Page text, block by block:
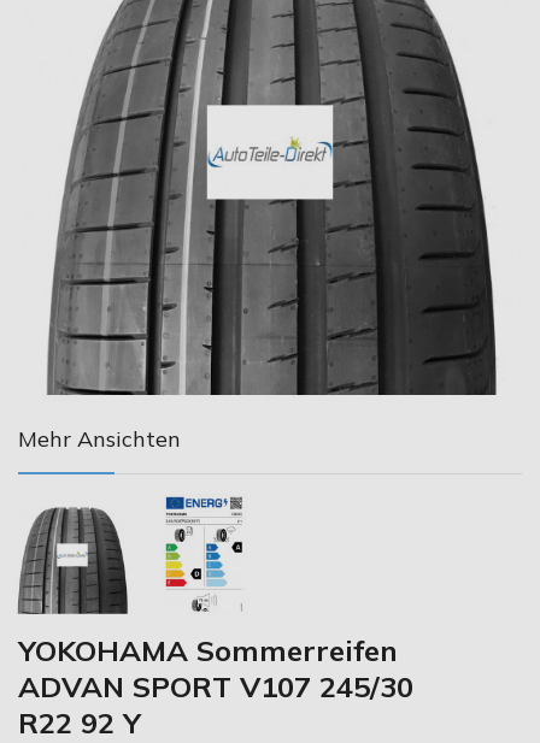
Mehr Ansichten
YOKOHAMA Sommerreifen
ADVAN SPORT V107 245/30
R22 92 Y